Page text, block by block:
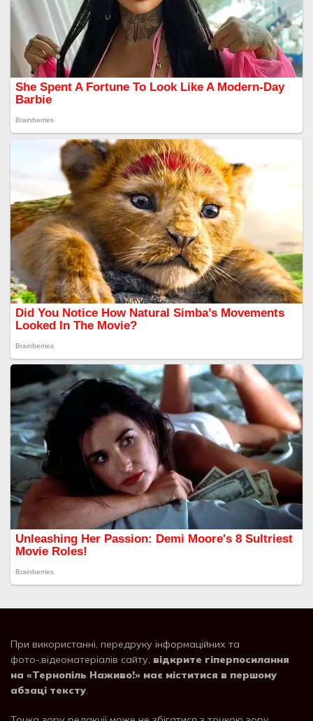
При використанні, передруку інформаційних та
фото-,відеоматеріалів сайту, відкрите гіперпосилання
на «Тернопіль Наживо!» має міститися в першому
абзаці тексту.